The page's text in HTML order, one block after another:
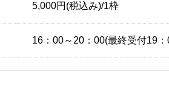
5,000円(税込み)/1枠
16：00～20：00(最終受付19：